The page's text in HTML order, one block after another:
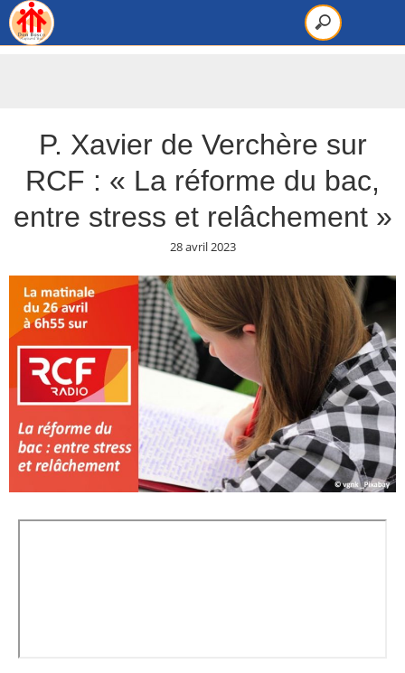
P. Xavier de Verchère sur
RCF : « La réforme du bac,
entre stress et relâchement »
28 avril 2023